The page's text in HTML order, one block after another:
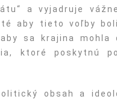
a vyjadruje
aby tieto voľby
sa krajina
ktoré poskytnú
obsah a